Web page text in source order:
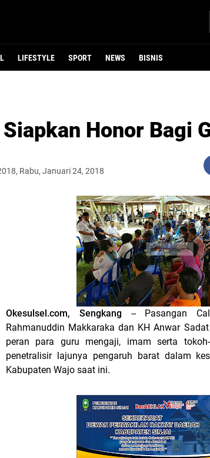
LIFESTYLE SPORT NEWS BISNIS
Honor Bagi
Rabu, Januari 24, 2018
Okesulsel.com, Sengkang -- Pasangan
Rahmanuddin Makkaraka dan KH Anwar
peran para guru mengaji, imam serta
penetralisir lajunya pengaruh barat dalam
Kabupaten Wajo saat ini.